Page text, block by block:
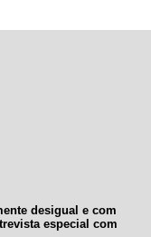
desigual e com
especial com